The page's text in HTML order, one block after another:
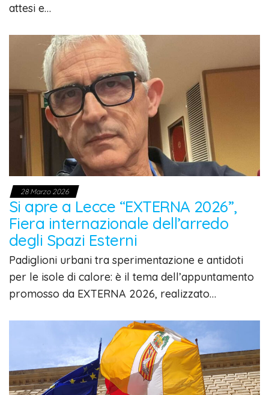
attesi e…
28 Marzo 2026
Si apre a Lecce “EXTERNA 2026”,
Fiera internazionale dell’arredo
degli Spazi Esterni
Padiglioni urbani tra sperimentazione e antidoti
per le isole di calore: è il tema dell’appuntamento
promosso da EXTERNA 2026, realizzato…